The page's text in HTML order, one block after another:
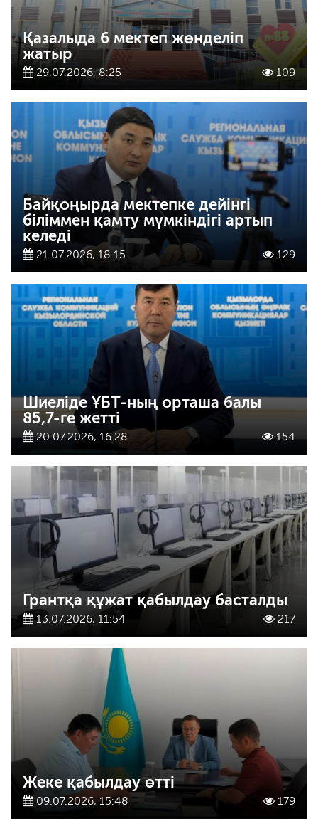
Қазалыда 6 мектеп жөнделіп
жатыр
29.07.2026, 8:25 109
Байқоңырда мектепке дейінгі
біліммен қамту мүмкіндігі артып
келеді
21.07.2026, 18:15 129
Шиеліде ҰБТ-ның орташа балы
85,7-ге жетті
20.07.2026, 16:28 154
Грантқа құжат қабылдау басталды
13.07.2026, 11:54 217
Жеке қабылдау өтті
09.07.2026, 15:48 179